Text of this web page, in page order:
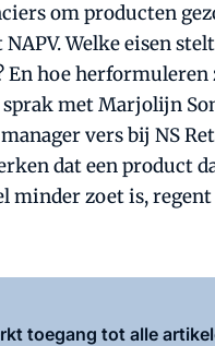
om producten
Welke eisen
En hoe herformuleren
sprak met Marjolijn
vers bij NS
dat een product
minder zoet is,
toegang tot alle